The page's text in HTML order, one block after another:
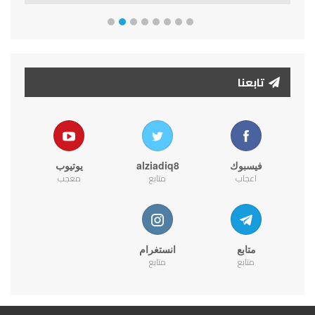
تابعنا
فيسبوك
اعجاب
alziadiq8
متابع
يوتيوب
معجب
متابع
متابع
انستغرام
متابع